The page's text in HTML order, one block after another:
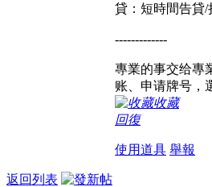
貸：短時間告貸/
-------------
專業的事交给專
账、申请牌号，
收藏
回復
使用道具 舉報
返回列表